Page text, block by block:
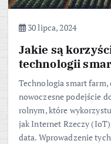
30 lipca, 2024
Jakie są
technologii
Technologia smart
nowoczesne podejście
rolnym, które
jak Internet Rzeczy
data. Wprowadzenie